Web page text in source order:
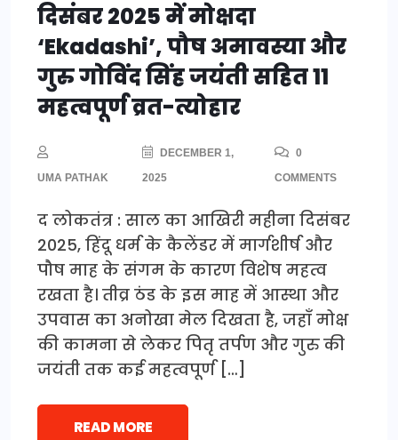
दिसंबर 2025 में मोक्षदा
‘Ekadashi’, पौष अमावस्या और
गुरु गोविंद सिंह जयंती सहित 11
महत्वपूर्ण व्रत-त्योहार
UMA PATHAK
DECEMBER 1,
2025
0
COMMENTS
द लोकतंत्र : साल का आखिरी महीना दिसंबर
2025, हिंदू धर्म के कैलेंडर में मार्गशीर्ष और
पौष माह के संगम के कारण विशेष महत्व
रखता है। तीव्र ठंड के इस माह में आस्था और
उपवास का अनोखा मेल दिखता है, जहाँ मोक्ष
की कामना से लेकर पितृ तर्पण और गुरु की
जयंती तक कई महत्वपूर्ण […]
READ MORE